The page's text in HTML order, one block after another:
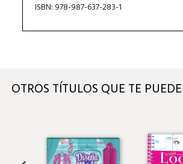
ISBN: 978-987-637-283-1
OTROS TÍTULOS QUE TE